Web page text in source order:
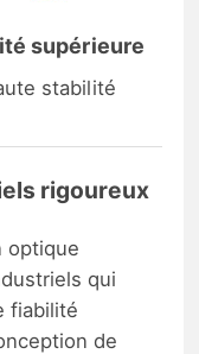
supérieure
stabilité
rigoureux
optique
qui
fiabilité
de